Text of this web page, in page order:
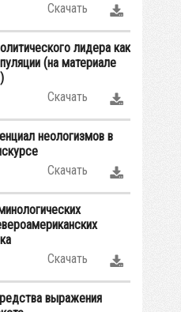
Скачать
лидера как
(на материале
Скачать
неологизмов в
Скачать
Скачать
выражения